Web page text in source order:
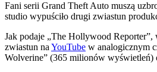
Fani serii Grand Theft Auto muszą
studio wypuściło drugi zwiastun
Jak podaje „The Hollywood
zwiastun na YouTube w analogicznym
Wolverine” (365 milionów wyświetleń)